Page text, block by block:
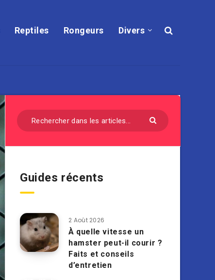
Reptiles Rongeurs Divers
Guides récents
2 Août 2026
À quelle vitesse un
hamster peut-il courir ?
Faits et conseils
d’entretien